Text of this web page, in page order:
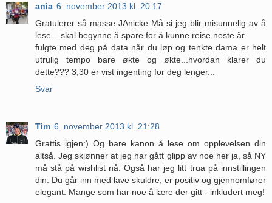
ania 6. november 2013 kl. 20:17
Gratulerer så masse JAnicke Må si jeg blir misunnelig av å
lese ...skal begynne å spare for å kunne reise neste år.
fulgte med deg på data når du løp og tenkte dama er helt
utrulig tempo bare økte og økte...hvordan klarer du
dette??? 3;30 er vist ingenting for deg lenger...
Svar
Tim 6. november 2013 kl. 21:28
Grattis igjen:) Og bare kanon å lese om opplevelsen din
altså. Jeg skjønner at jeg har gått glipp av noe her ja, så NY
må stå på wishlist nå. Også har jeg litt trua på innstillingen
din. Du går inn med lave skuldre, er positiv og gjennomfører
elegant. Mange som har noe å lære der gitt - inkludert meg!